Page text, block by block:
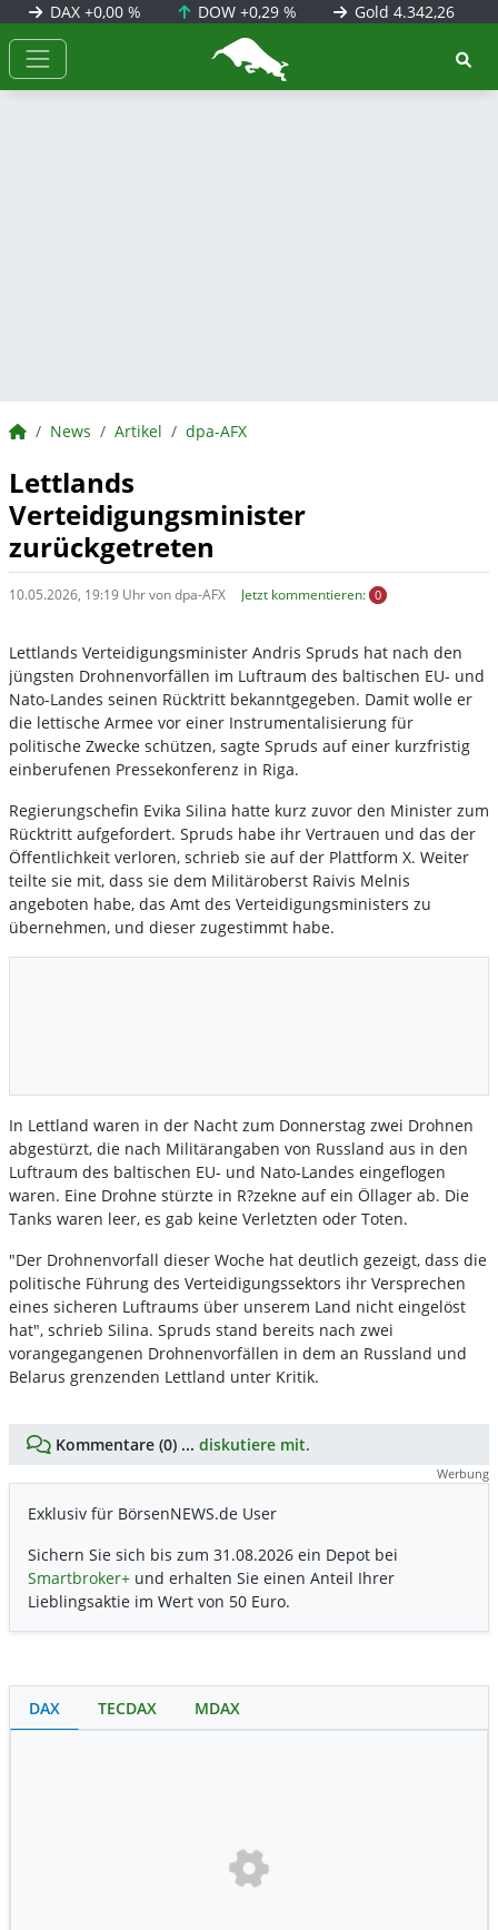
DAX +0,00 % DOW+0,29 % Gold 4.342,26
BörsenNEWS.de
BörsenNEWS.de
News Artikel dpa-AFX
Lettlands
Verteidigungsminister
zurückgetreten
10.05.2026, 19:19 Uhr von dpa-AFX Jetzt kommentieren: 0
Lettlands Verteidigungsminister Andris Spruds hat nach den
jüngsten Drohnenvorfällen im Luftraum des baltischen EU- und
Nato-Landes seinen Rücktritt bekanntgegeben. Damit wolle er
die lettische Armee vor einer Instrumentalisierung für
politische Zwecke schützen, sagte Spruds auf einer kurzfristig
einberufenen Pressekonferenz in Riga.
Regierungschefin Evika Silina hatte kurz zuvor den Minister zum
Rücktritt aufgefordert. Spruds habe ihr Vertrauen und das der
Öffentlichkeit verloren, schrieb sie auf der Plattform X. Weiter
teilte sie mit, dass sie dem Militäroberst Raivis Melnis
angeboten habe, das Amt des Verteidigungsministers zu
übernehmen, und dieser zugestimmt habe.
In Lettland waren in der Nacht zum Donnerstag zwei Drohnen
abgestürzt, die nach Militärangaben von Russland aus in den
Luftraum des baltischen EU- und Nato-Landes eingeflogen
waren. Eine Drohne stürzte in R?zekne auf ein Öllager ab. Die
Tanks waren leer, es gab keine Verletzten oder Toten.
"Der Drohnenvorfall dieser Woche hat deutlich gezeigt, dass die
politische Führung des Verteidigungssektors ihr Versprechen
eines sicheren Luftraums über unserem Land nicht eingelöst
hat", schrieb Silina. Spruds stand bereits nach zwei
vorangegangenen Drohnenvorfällen in dem an Russland und
Belarus grenzenden Lettland unter Kritik.
Kommentare (0) ... diskutiere mit.
Werbung
Exklusiv für BörsenNEWS.de User
Sichern Sie sich bis zum 31.08.2026 ein Depot bei
Smartbroker+ und erhalten Sie einen Anteil Ihrer
Lieblingsaktie im Wert von 50 Euro.
DAX TECDAX MDAX